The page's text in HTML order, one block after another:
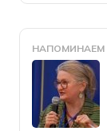
НАПОМИНАЕМ